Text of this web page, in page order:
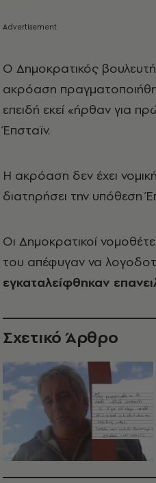
Ο Δημοκρατικός
ακρόαση
επειδή εκεί «ήρθαν για
Έπσταϊν.
Η ακρόαση δεν έχει
διατηρήσει την υπόθεση
Οι Δημοκρατικοί
του απέφυγαν να
εγκαταλείφθηκαν
Σχετικό Άρθρο